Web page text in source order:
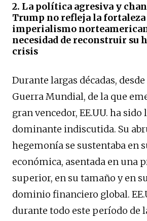
2. La política agresiva y
Trump no refleja la fortaleza
imperialismo
necesidad de reconstruir su
crisis
Durante largas décadas,
Guerra Mundial, de la que
gran vencedor, EE.UU. ha
dominante indiscutida. Su
hegemonía se sustentaba en
económica, asentada en una
superior, en su tamaño y en
dominio financiero global.
durante todo este período de